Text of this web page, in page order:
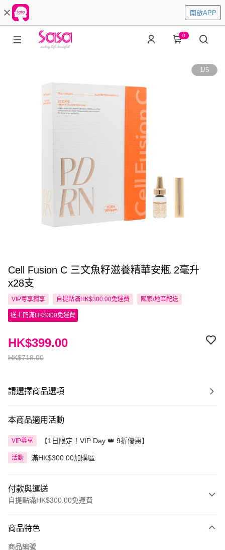
開啟APP
0
1/5
Cell Fusion C 三文魚籽滋養精華安瓶 2毫升
x28支
VIP尊享獨享 自提點滿HK$300.00免運費 國家/地區配送
送上門滿HK$300免運費
HK$718.00
HK$399.00
請選擇商品選項
本商品適用活動
VIP尊享 【1日限定！VIP Day 👑 9折優惠】
活動 滿HK$300.00加購區
付款與運送
自提點滿HK$300.00免運費
信用卡
商品特色
商品編號